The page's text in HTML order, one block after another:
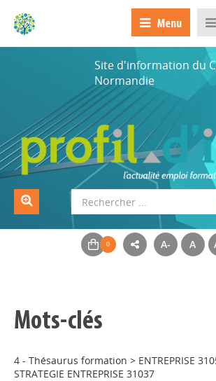
Menu
Site d'information du
Normandie
A- A
Mots-clés
4 - Thésaurus formation > ENTREPRISE
STRATEGIE ENTREPRISE 31037